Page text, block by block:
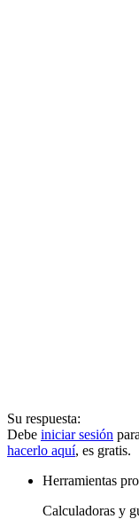
Su respuesta:
Debe iniciar sesión
hacerlo aquí, es gratis.
Herramientas
Calculadoras y